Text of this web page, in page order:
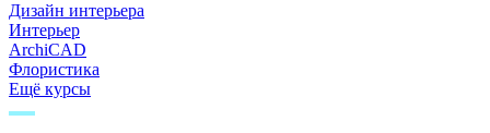
Дизайн интерьера
Интерьер
ArchiCAD
Флористика
Ещё курсы